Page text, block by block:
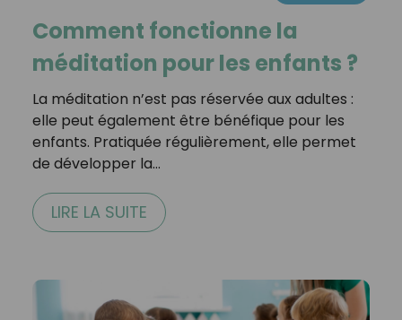
Comment fonctionne la
méditation pour les enfants ?
La méditation n’est pas réservée aux adultes :
elle peut également être bénéfique pour les
enfants. Pratiquée régulièrement, elle permet
de développer la…
LIRE LA SUITE